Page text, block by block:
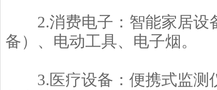
2.消费电子：智能家居设
备）、电动工具、电子烟。
3.医疗设备：便携式监测